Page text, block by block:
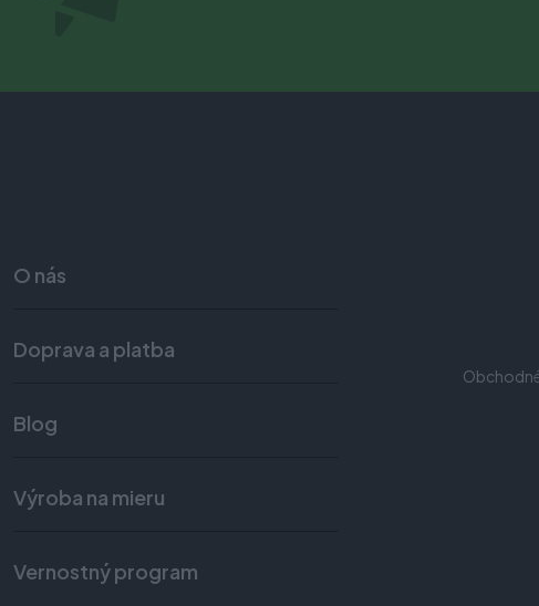
O nás
Doprava a platba
Blog
Výroba na mieru
Vernostný program